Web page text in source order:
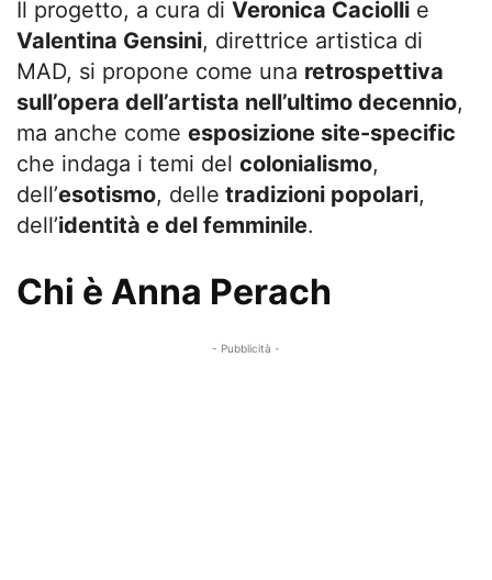
Il progetto, a cura di Veronica Caciolli e
Valentina Gensini, direttrice artistica di
MAD, si propone come una retrospettiva
sull’opera dell’artista nell’ultimo decennio,
ma anche come esposizione site-specific
che indaga i temi del colonialismo,
dell’esotismo, delle tradizioni popolari,
dell’identità e del femminile.
Chi è Anna Perach
- Pubblicità -